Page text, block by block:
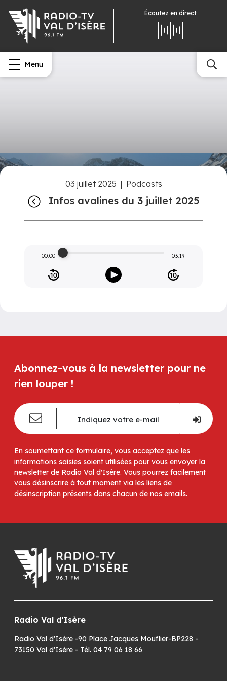
Écoutez en direct
Menu
03 juillet 2025 | Podcasts
Infos avalines du 3 juillet 2025
00:00 03:19
Abonnez-vous à la newsletter pour ne
rien louper !
En soumettant ce formulaire, vous acceptez que les
informations saisies soient utilisées pour vous envoyer la
newsletter de Radio Val d'Isère. Vous pourrez facilement
vous désinscrire à tout moment via les liens de
désinscription présents dans chacun de nos emails.
Radio Val d'Isère
Radio Val d'Isère -90 Place Jacques Mouflier-BP228 -
73150 Val d'Isère - Tél. 04 79 06 18 66